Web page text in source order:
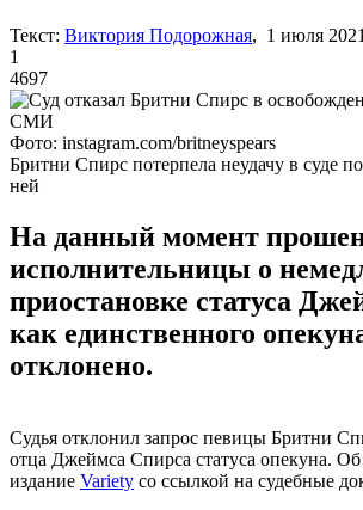
Текст: Виктория Подорожная, 1 июля
1
4697
Фото: instagram.com/britneyspears
Бритни Спирс потерпела неудачу в суде
ней
На данный момент
исполнительницы о
приостановке статуса
как единственного
отклонено.
Судья отклонил запрос певицы Бритни
отца Джеймса Спирса статуса опекуна.
издание Variety со ссылкой на судебные